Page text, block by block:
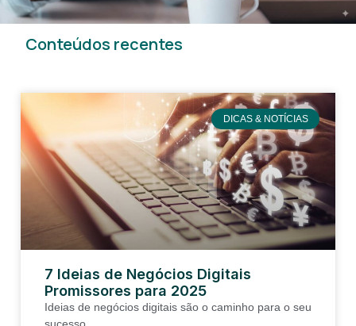
Conteúdos recentes
DICAS & NOTÍCIAS
7 Ideias de Negócios Digitais
Promissores para 2025
Ideias de negócios digitais são o caminho para o seu